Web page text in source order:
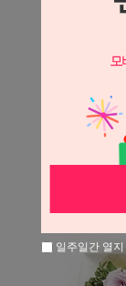
일주일간 열지